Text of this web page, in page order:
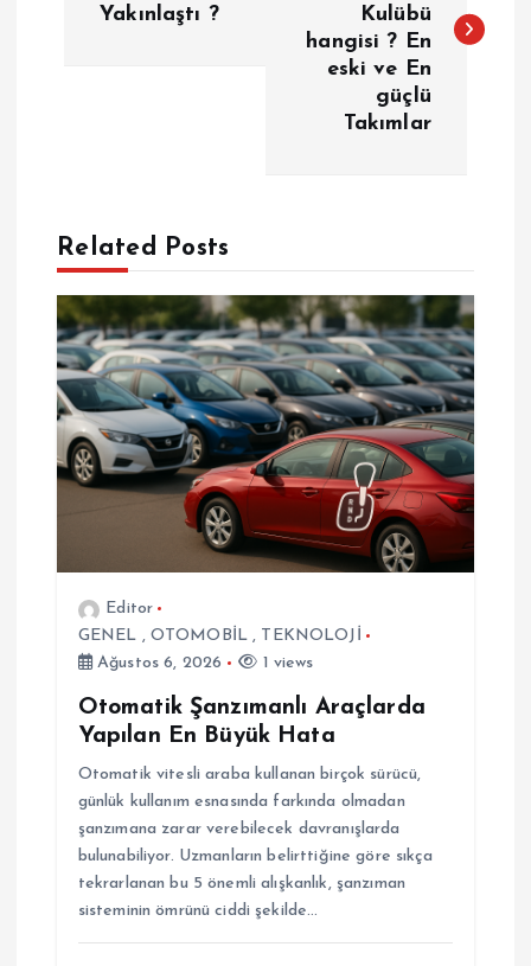
z
n
m
e
Yakınlaştı ?
Kulübü
hangisi ? En
eski ve En
güçlü
Takımlar
Related Posts
Editor
GENEL , OTOMOBİL , TEKNOLOJİ
Ağustos 6, 2026
1 views
Otomatik Şanzımanlı Araçlarda
Yapılan En Büyük Hata
Otomatik vitesli araba kullanan birçok sürücü,
günlük kullanım esnasında farkında olmadan
şanzımana zarar verebilecek davranışlarda
bulunabiliyor. Uzmanların belirttiğine göre sıkça
tekrarlanan bu 5 önemli alışkanlık, şanzıman
sisteminin ömrünü ciddi şekilde…